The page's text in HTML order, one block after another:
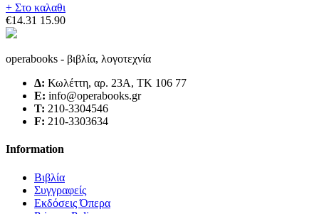
+ Στο καλαθι
€14.31 15.90
operabooks - βιβλία, λογοτεχνία
Δ: Κωλέττη, αρ. 23Α, ΤΚ 106 77
E: info@operabooks.gr
Τ: 210-3304546
F: 210-3303634
Information
Βιβλία
Συγγραφείς
Εκδόσεις Όπερα